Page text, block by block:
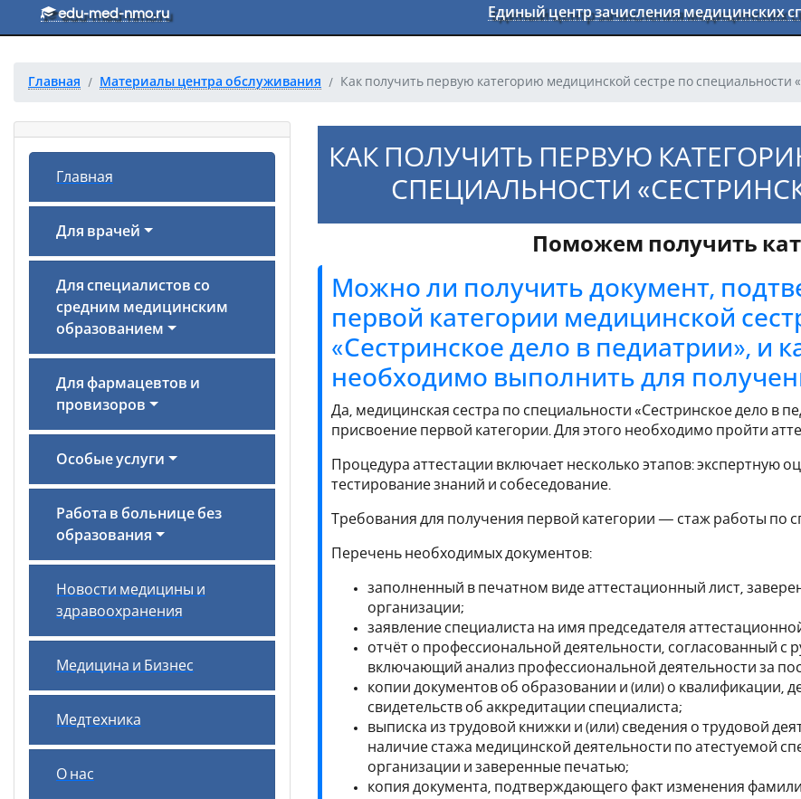
Перейти к основному тексту
edu-med-nmo.ru Единый центр зачисления медицинских
Главная Материалы центра обслуживания Как получить первую категорию медицинской сестре по специальности
Главная
Для врачей
Для специалистов со
средним медицинским
образованием
Для фармацевтов и
провизоров
Особые услуги
Работа в больнице без
образования
Новости медицины и
здравоохранения
Медицина и Бизнес
Медтехника
О нас
КАК ПОЛУЧИТЬ ПЕРВУЮ
СПЕЦИАЛЬНОСТИ
Поможем получить
Можно ли получить документ,
первой категории медицинской
«Сестринское дело в педиатрии», и
необходимо выполнить для
Да, медицинская сестра по специальности «Сестринское дело в
присвоение первой категории. Для этого необходимо пройти
Процедура аттестации включает несколько этапов: экспертную
тестирование знаний и собеседование.
Требования для получения первой категории — стаж работы по
Перечень необходимых документов:
заполненный в печатном виде аттестационный лист,
организации;
заявление специалиста на имя председателя
отчёт о профессиональной деятельности, согласованный с
включающий анализ профессиональной деятельности за
копии документов об образовании и (или) о квалификации,
свидетельств об аккредитации специалиста;
выписка из трудовой книжки и (или) сведения о трудовой
наличие стажа медицинской деятельности по атестуемой
организации и заверенные печатью;
копия документа, подтверждающего факт изменения